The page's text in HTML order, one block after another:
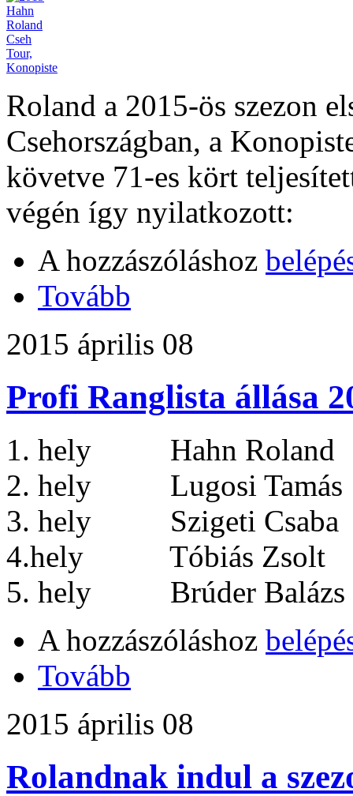
Roland a 2015-ös szezon
Csehországban, a
követve 71-es kört
végén így nyilatkozott:
A hozzászóláshoz
Tovább
2015 április 08
Profi Ranglista állása
1. hely Hahn Roland
2. hely Lugosi Tamás
3. hely Szigeti Csaba
4.hely Tóbiás Zsolt
5. hely Brúder
A hozzászóláshoz
Tovább
2015 április 08
Rolandnak indul a